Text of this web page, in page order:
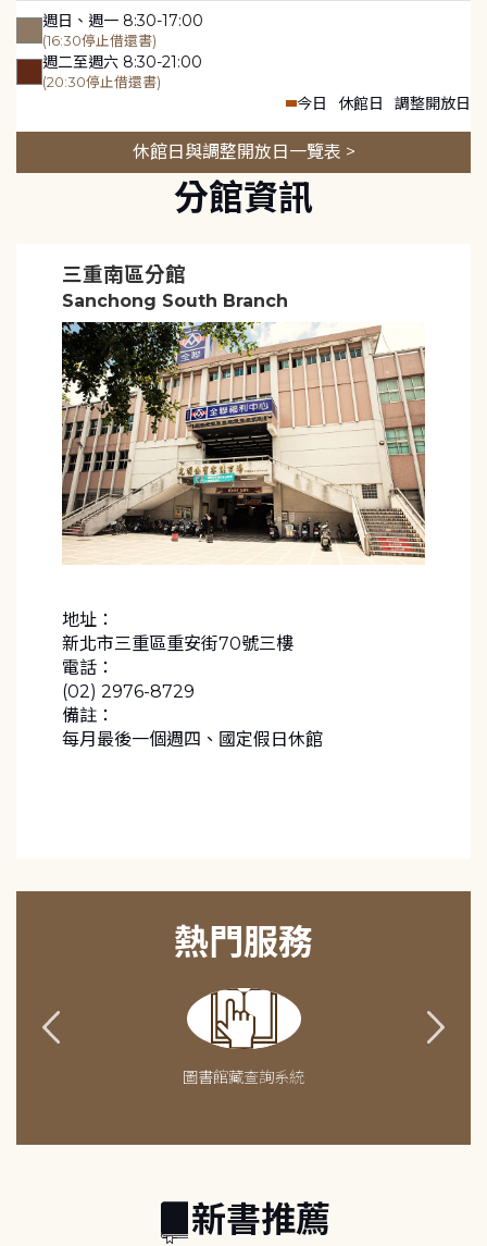
週日、週一 8:30-17:00
(16:30停止借還書)
週二至週六 8:30-21:00
(20:30停止借還書)
今日 休館日 調整開放日
休館日與調整開放日一覽表 >
分館資訊
三重南區分館
Sanchong South Branch
地址：
新北市三重區重安街70號三樓
電話：
(02) 2976-8729
備註：
每月最後一個週四、國定假日休館
熱門服務
圖書館藏查詢系統
新書推薦